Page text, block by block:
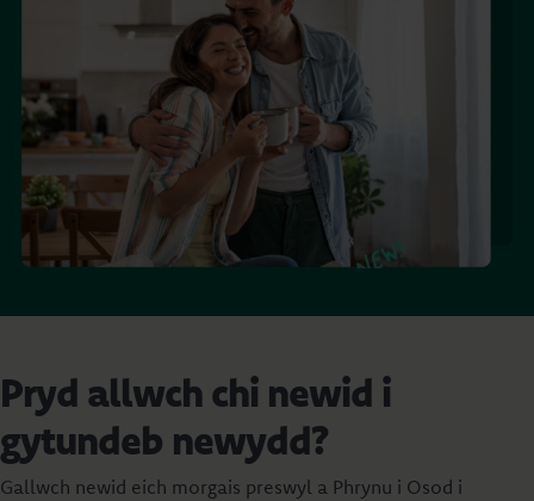
Pryd allwch chi newid i
gytundeb newydd?
Gallwch newid eich morgais preswyl a Phrynu i Osod i